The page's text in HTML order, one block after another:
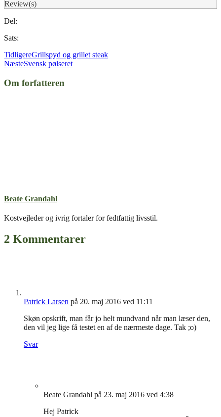
Review(s)
Del:
Sats:
TidligereGrillspyd og grillet steak
NæsteSvensk pølseret
Om forfatteren
Beate Grandahl
Kostvejleder og ivrig fortaler for fedtfattig livsstil.
2 Kommentarer
Patrick Larsen på 20. maj 2016 ved 11:11
Skøn opskrift, man får jo helt mundvand når man læser den,
den vil jeg lige få testet en af de nærmeste dage. Tak ;o)
Svar
Beate Grandahl på 23. maj 2016 ved 4:38
Hej Patrick